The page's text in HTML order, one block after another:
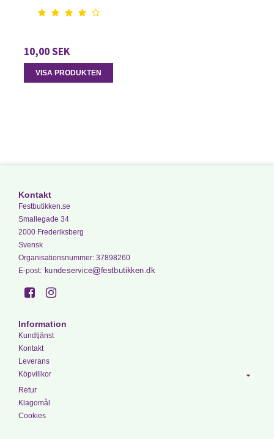
10,00 SEK
VISA PRODUKTEN
Kontakt
Festbutikken.se
Smallegade 34
2000 Frederiksberg
Svensk
Organisationsnummer: 37898260
E-post:
Information
Kundtjänst
Kontakt
Leverans
Köpvillkor
Retur
Klagomål
Cookies